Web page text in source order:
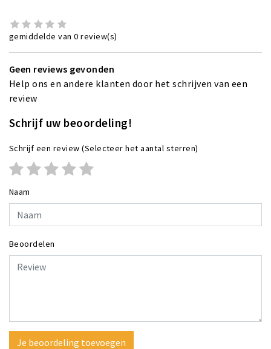
gemiddelde van 0 review(s)
Geen reviews gevonden
Help ons en andere klanten door het schrijven van een
review
Schrijf uw beoordeling!
Schrijf een review (Selecteer het aantal sterren)
Naam
Beoordelen
Je beoordeling toevoegen